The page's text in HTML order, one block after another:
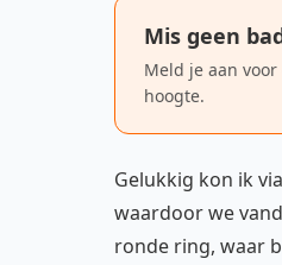
Mis geen
Meld je aan
hoogte.
Gelukkig kon ik
waardoor we
ronde ring, waar